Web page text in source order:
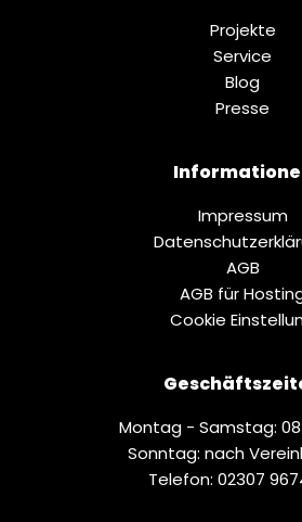
Projekte
Service
Blog
Presse
Impressum
AGB
AGB für
Cookie
Montag - Samstag: 08
Sonntag: nach
Telefon: 02307